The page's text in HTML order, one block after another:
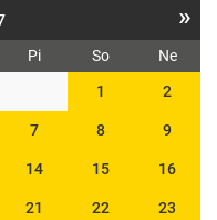
»
Pi So
Ne
1
2
7 8 9
14 15 16
21 22 23